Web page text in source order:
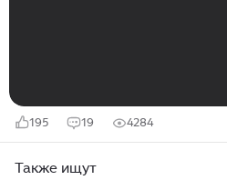
195 19 4284
Также ищут